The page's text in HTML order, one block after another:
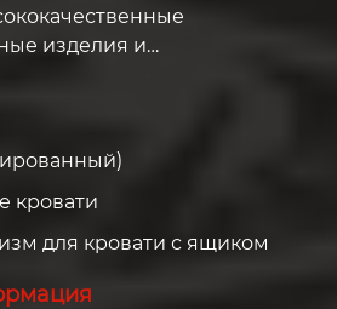
изделия и
кровати
для кровати с ящиком